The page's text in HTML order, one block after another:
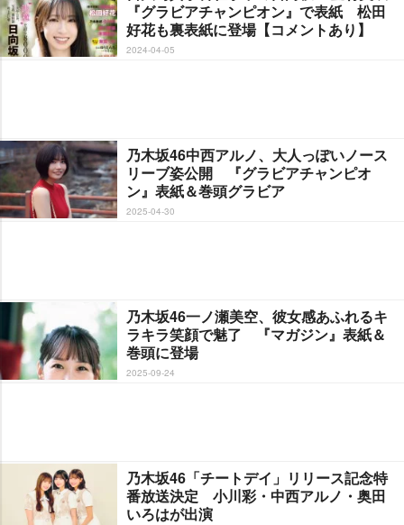
『グラビアチャンピオン』で表紙 松田
好花も裏表紙に登場【コメントあり】
2024-04-05
乃木坂46中西アルノ、大人っぽいノース
リーブ姿公開 『グラビアチャンピオ
ン』表紙＆巻頭グラビア
2025-04-30
乃木坂46一ノ瀬美空、彼女感あふれるキ
ラキラ笑顔で魅了 『マガジン』表紙＆
巻頭に登場
2025-09-24
乃木坂46「チートデイ」リリース記念特
番放送決定 小川彩・中西アルノ・奥田
いろはが出演